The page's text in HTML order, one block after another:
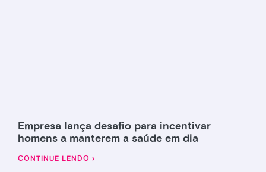
Empresa lança desafio para incentivar
homens a manterem a saúde em dia
CONTINUE LENDO ›